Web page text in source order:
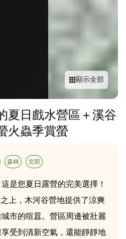
顯示全部
夏日戲水營區＋溪谷
火蟲季賞螢
森林 北部
是您夏日露營的完美選擇！
上，木河谷營地提供了涼爽
市的喧囂。營區周邊被壯麗
受到清新空氣，還能靜靜地